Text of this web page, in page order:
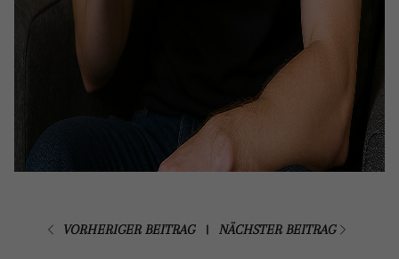
VORHERIGER BEITRAG | NÄCHSTER BEITRAG